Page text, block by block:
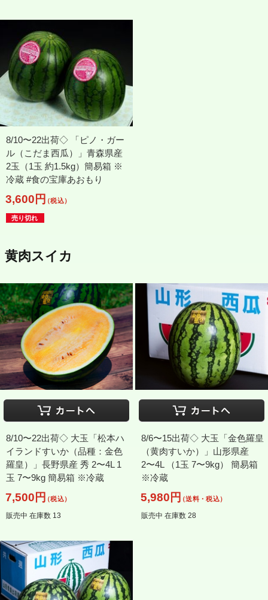
8/10〜22出荷◇ 「ピノ・ガー
ル（こだま西瓜）」青森県産
2玉（1玉 約1.5kg）簡易箱 ※
冷蔵 #食の宝庫あおもり
3,600円（税込）
売り切れ
黄肉スイカ
8/10〜22出荷◇ 大玉「松本ハ
イランドすいか（品種：金色
羅皇）」長野県産 秀 2〜4L 1
玉 7〜9kg 簡易箱 ※冷蔵
7,500円（税込）
販売中 在庫数 13
8/6〜15出荷◇ 大玉「金色羅皇
（黄肉すいか）」山形県産
2〜4L （1玉 7〜9kg） 簡易箱
※冷蔵
5,980円（送料・税込）
販売中 在庫数 28